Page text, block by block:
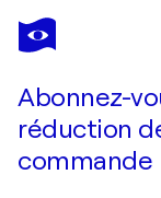
TRONG
THUONG
Abonnez-
réduction
commande